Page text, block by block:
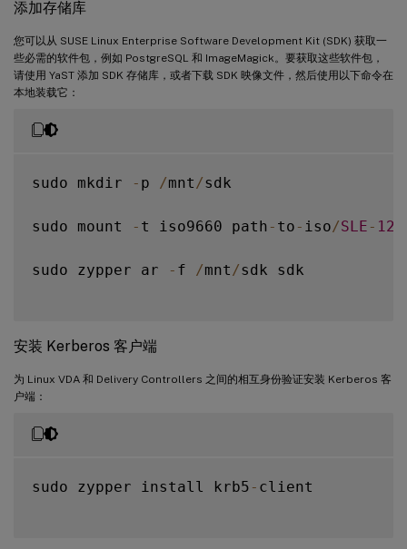
添加存储库
您可以从 SUSE Linux Enterprise Software Development Kit (SDK) 获取一
些必需的软件包，例如 PostgreSQL 和 ImageMagick。要获取这些软件包，
请使用 YaST 添加 SDK 存储库，或者下载 SDK 映像文件，然后使用以下命令在
本地装载它：
sudo mkdir - p /mnt /sdk
sudo mount - t iso9660 path - to - iso/SLE - 12
sudo zypper ar - f /mnt /sdk sdk
安装 Kerberos 客户端
为 Linux VDA 和 Delivery Controllers 之间的相互身份验证安装 Kerberos 客
户端：
sudo zypper install krb5 - client